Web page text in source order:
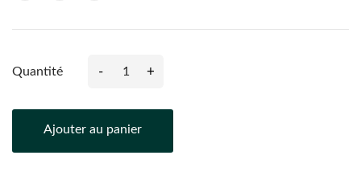
Quantité - +
Ajouter au panier